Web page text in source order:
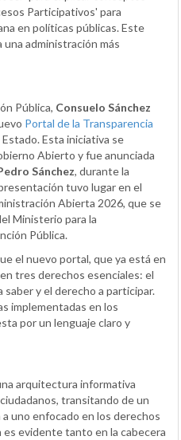
Participativos' para
en políticas públicas. Este
administración más
Pública, Consuelo Sánchez
Portal de la Transparencia
Esta iniciativa se
Abierto y fue anunciada
Sánchez, durante la
tuvo lugar en el
Abierta 2026, que se
Ministerio para la
Pública.
el nuevo portal, que ya está en
tres derechos esenciales: el
y el derecho a participar.
implementadas en los
por un lenguaje claro y
arquitectura informativa
transitando de un
uno enfocado en los derechos
evidente tanto en la cabecera